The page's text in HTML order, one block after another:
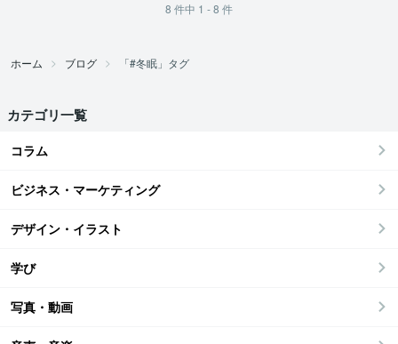
8 件中 1 - 8 件
ホーム ブログ 「#冬眠」タグ
カテゴリ一覧
コラム
ビジネス・マーケティング
デザイン・イラスト
学び
写真・動画